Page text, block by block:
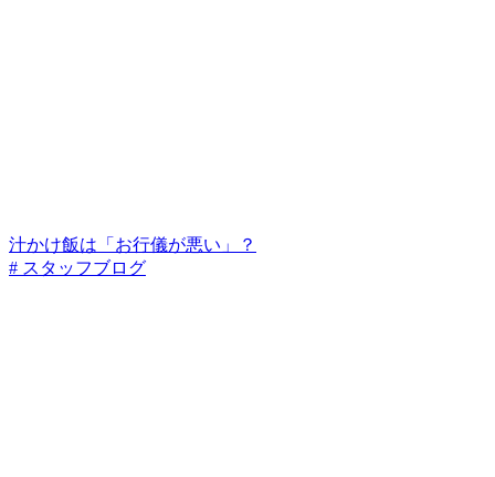
汁かけ飯は「お行儀が悪い」？
# スタッフブログ